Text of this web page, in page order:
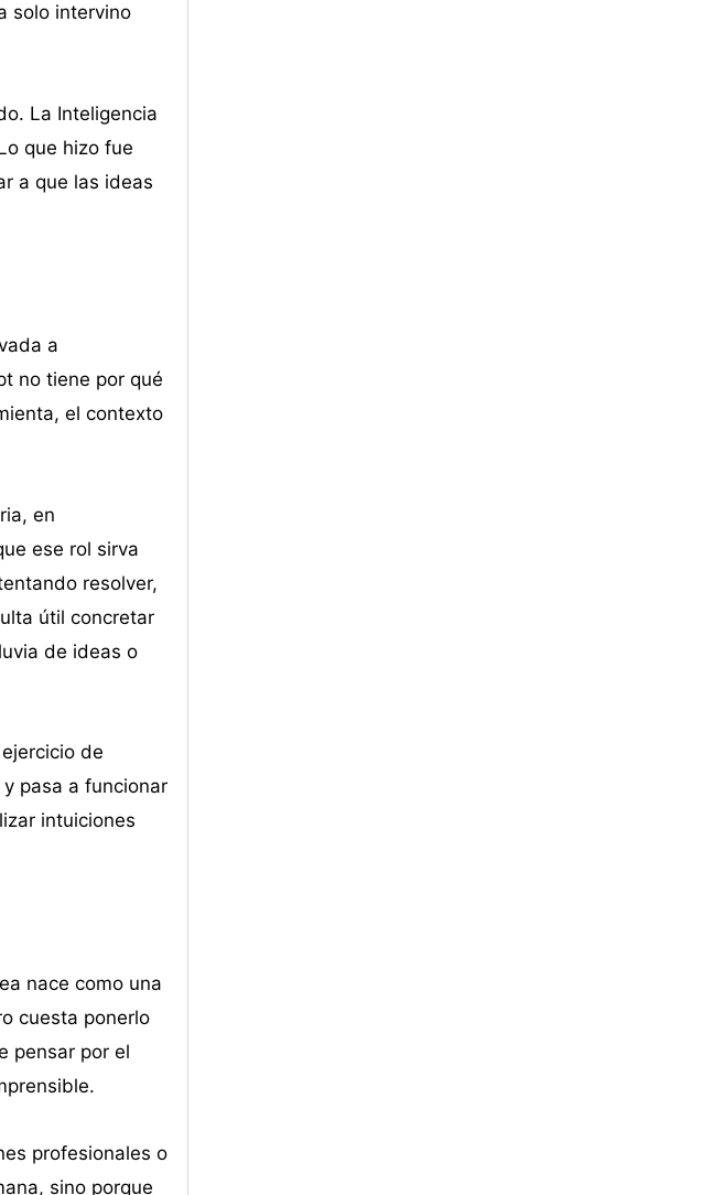
solo intervino
La Inteligencia
que hizo fue
a que las ideas
a
no tiene por qué
el contexto
en
ese rol sirva
resolver,
útil concretar
de ideas o
de
pasa a funcionar
intuiciones
nace como una
cuesta ponerlo
pensar por el
profesionales o
sino porque